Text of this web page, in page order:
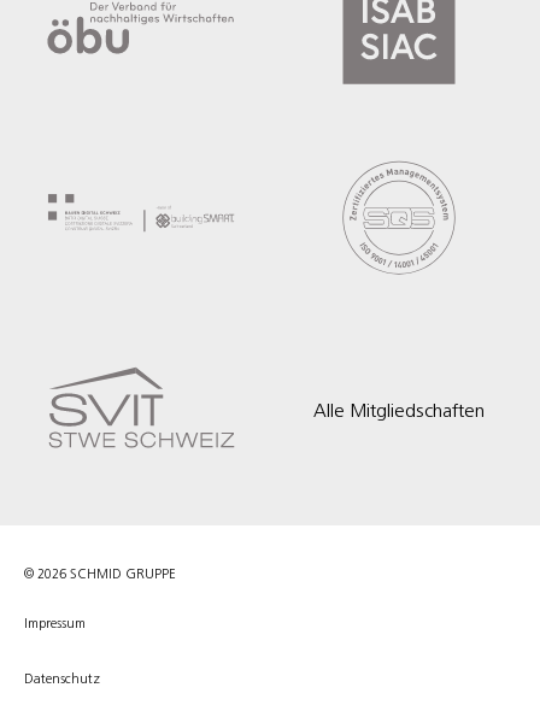
Alle Mitgliedschaften
© 2026 SCHMID GRUPPE
Impressum
Datenschutz